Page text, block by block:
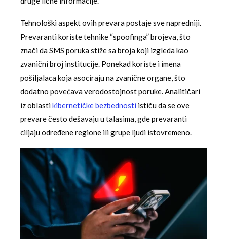
Tehnološki aspekt ovih prevara postaje sve napredniji.
Prevaranti koriste tehnike “spoofinga” brojeva, što
znači da SMS poruka stiže sa broja koji izgleda kao
zvanični broj institucije. Ponekad koriste i imena
pošiljalaca koja asociraju na zvanične organe, što
dodatno povećava verodostojnost poruke. Analitičari
iz oblastikibernetičke bezbednosti ističu da se ove
prevare često dešavaju u talasima, gde prevaranti
ciljaju određene regione ili grupe ljudi istovremeno.